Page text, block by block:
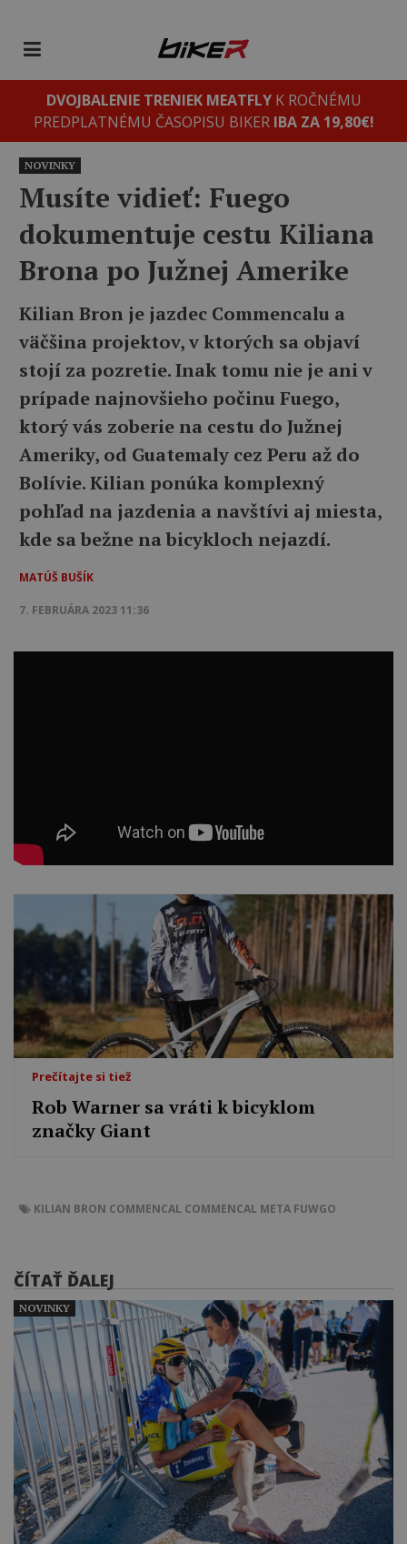
DVOJBALENIE TRENIEK MEATFLYK ROČNÉMU
PREDPLATNÉMU ČASOPISU BIKER IBA ZA 19,80€!
NOVINKY
Musíte vidieť: Fuego
dokumentuje cestu Kiliana
Brona po Južnej Amerike
Kilian Bron je jazdec Commencalu a
väčšina projektov, v ktorých sa objaví
stojí za pozretie. Inak tomu nie je ani v
prípade najnovšieho počinu Fuego,
ktorý vás zoberie na cestu do Južnej
Ameriky, od Guatemaly cez Peru až do
Bolívie. Kilian ponúka komplexný
pohľad na jazdenia a navštívi aj miesta,
kde sa bežne na bicykloch nejazdí.
MATÚŠ BUŠÍK
7. FEBRUÁRA 2023 11:36
Prečítajte si tiež
Rob Warner sa vráti k bicyklom
značky Giant
KILIAN BRON COMMENCAL COMMENCAL META FUWGO
ČÍTAŤ ĎALEJ
NOVINKY